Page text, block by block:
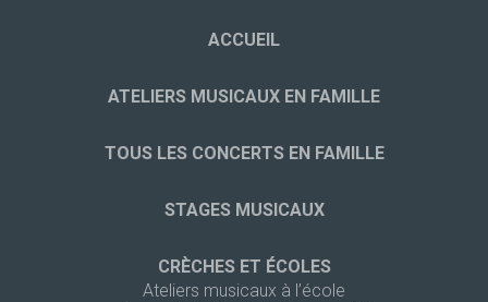
ACCUEIL
ATELIERS MUSICAUX EN FAMILLE
TOUS LES CONCERTS EN FAMILLE
STAGES MUSICAUX
CRÈCHES ET ÉCOLES
Ateliers musicaux à l’école